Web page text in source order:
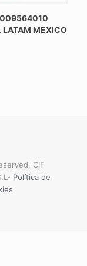
MEXICO
CIF
Política de